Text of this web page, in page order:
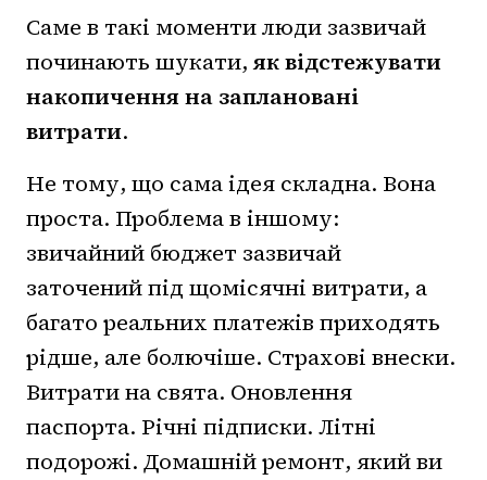
Саме в такі моменти люди зазвичай
починають шукати,як відстежувати
накопичення на заплановані
витрати.
Не тому, що сама ідея складна. Вона
проста. Проблема в іншому:
звичайний бюджет зазвичай
заточений під щомісячні витрати, а
багато реальних платежів приходять
рідше, але болючіше. Страхові внески.
Витрати на свята. Оновлення
паспорта. Річні підписки. Літні
подорожі. Домашній ремонт, який ви